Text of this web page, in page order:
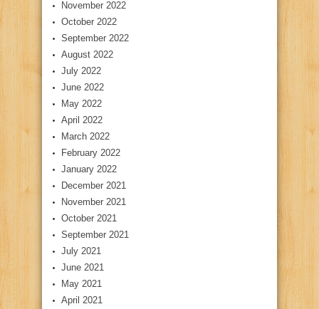
November 2022
October 2022
September 2022
August 2022
July 2022
June 2022
May 2022
April 2022
March 2022
February 2022
January 2022
December 2021
November 2021
October 2021
September 2021
July 2021
June 2021
May 2021
April 2021